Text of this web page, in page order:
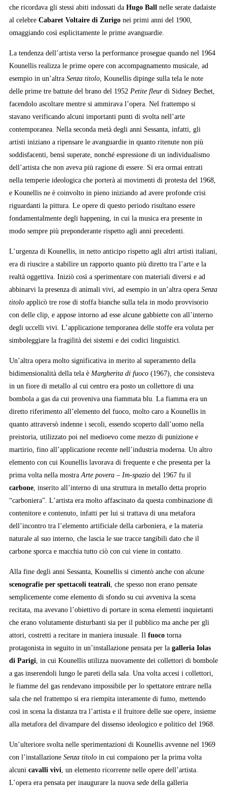
che ricordava gli stessi abiti indossati da Hugo Ball nelle serate dadaiste
al celebre Cabaret Voltaire di Zurigonei primi anni del 1900,
omaggiando così esplicitamente le prime avanguardie.
La tendenza dell’artista verso la performance prosegue quando nel 1964
Kounellis realizza le prime opere con accompagnamento musicale, ad
esempio in un’altra Senza titolo, Kounellis dipinge sulla tela le note
delle prime tre battute del brano del 1952 Petite fleurdi Sidney Bechet,
facendolo ascoltare mentre si ammirava l’opera. Nel frattempo si
stavano verificando alcuni importanti punti di svolta nell’arte
contemporanea. Nella seconda metà degli anni Sessanta, infatti, gli
artisti iniziano a ripensare le avanguardie in quanto ritenute non più
soddisfacenti, bensì superate, nonché espressione di un individualismo
dell’artista che non aveva più ragione di essere. Si era ormai entrati
nella temperie ideologica che porterà ai movimenti di protesta del 1968,
e Kounellis ne è coinvolto in pieno iniziando ad avere profonde crisi
riguardanti la pittura. Le opere di questo periodo risultano essere
fondamentalmente degli happening, in cui la musica era presente in
modo sempre più preponderante rispetto agli anni precedenti.
L’urgenza di Kounellis, in netto anticipo rispetto agli altri artisti italiani,
era di riuscire a stabilire un rapporto quanto più diretto tra l’arte e la
realtà oggettiva. Iniziò così a sperimentare con materiali diversi e ad
abbinarvi la presenza di animali vivi, ad esempio in un’altra opera Senza
titoloapplicò tre rose di stoffa bianche sulla tela in modo provvisorio
con delle clip, e appose intorno ad esse alcune gabbiette con all’interno
degli uccelli vivi. L’applicazione temporanea delle stoffe era voluta per
simboleggiare la fragilità dei sistemi e dei codici linguistici.
Un’altra opera molto significativa in merito al superamento della
bidimensionalità della tela è Margherita di fuoco (1967), che consisteva
in un fiore di metallo al cui centro era posto un collettore di una
bombola a gas da cui proveniva una fiammata blu. La fiamma era un
diretto riferimento all’elemento del fuoco, molto caro a Kounellis in
quanto attraversò indenne i secoli, essendo scoperto dall’uomo nella
preistoria, utilizzato poi nel medioevo come mezzo di punizione e
martirio, fino all’applicazione recente nell’industria moderna. Un altro
elemento con cui Kounellis lavorava di frequente e che presenta per la
prima volta nella mostra Arte povera – Im-spaziodel 1967 fu il
carbone, inserito all’interno di una struttura in metallo detta proprio
“carboniera”. L’artista era molto affascinato da questa combinazione di
contenitore e contenuto, infatti per lui si trattava di una metafora
dell’incontro tra l’elemento artificiale della carboniera, e la materia
naturale al suo interno, che lascia le sue tracce tangibili dato che il
carbone sporca e macchia tutto ciò con cui viene in contatto.
Alla fine degli anni Sessanta, Kounellis si cimentò anche con alcune
scenografie per spettacoli teatrali , che spesso non erano pensate
semplicemente come elemento di sfondo su cui avveniva la scena
recitata, ma avevano l’obiettivo di portare in scena elementi inquietanti
che erano volutamente disturbanti sia per il pubblico ma anche per gli
attori, costretti a recitare in maniera inusuale. Il fuocotorna
protagonista in seguito in un’installazione pensata per lagalleria Iolas
di Parigi , in cui Kounellis utilizza nuovamente dei collettori di bombole
a gas inserendoli lungo le pareti della sala. Una volta accesi i collettori,
le fiamme del gas rendevano impossibile per lo spettatore entrare nella
sala che nel frattempo si era riempita interamente di fumo, mettendo
così in scena la distanza tra l’artista e il fruitore delle sue opere, insieme
alla metafora del divampare del dissenso ideologico e politico del 1968.
Un’ulteriore svolta nelle sperimentazioni di Kounellis avvenne nel 1969
con l’installazione Senza titoloin cui compaiono per la prima volta
alcuni cavalli vivi , un elemento ricorrente nelle opere dell’artista.
L’opera era pensata per inaugurare la nuova sede della galleria